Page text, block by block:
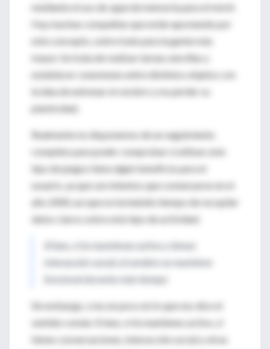
mediante el uso de appsde memoria para el móvil.
Hay muchas compañías que están apostando por
este concepto, sobre todo para la gente más
mayor. Se trata de realizar tareas sencillas y
establecer conexiones entre distintos objetos con
la idea de entrenar el cerebro y no perder su
plasticidad.
Realmente no disponemos de un seguimiento
completo para poder comprobar si utilizar este
tipo de juegos tiene algún beneficio para el
usuario, ya que son intentos que comenzaron en el
año 2000, así que no ha habido tiempo de recopilar
datos claros sobre este tipo de actividad.
Si lees, si te mantienes activo y tienes
interacción social, el cerebro se mantiene
funcional durante más tiempo
Sin embargo, creo un poco en lo que nos dice el
sentido común. Si lees, si te mantienes activo, si
tienes conversaciones, interacción social y otras